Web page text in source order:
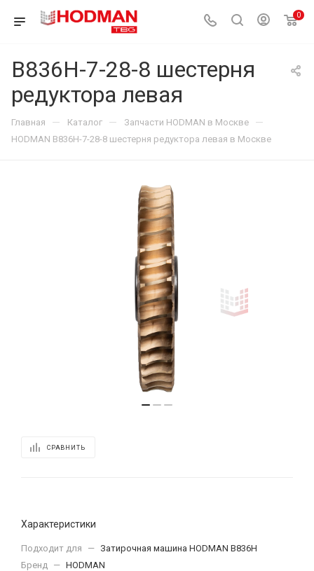
0
B836H-7-28-8 шестерня
редуктора левая
Главная — Каталог — Запчасти HODMAN в Москве —
HODMAN B836H-7-28-8 шестерня редуктора левая в Москве
СРАВНИТЬ
Характеристики
Подходит для — Затирочная машина HODMAN B836H
Бренд — HODMAN